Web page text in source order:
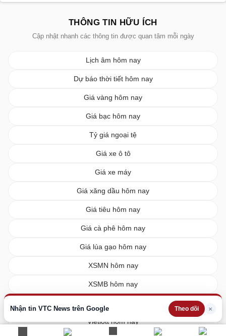
Nhận tin VTC News trên Google Theo dõi ×
THÔNG TIN HỮU ÍCH
Cập nhật nhanh các thông tin được quan tâm mỗi ngày
Lịch âm hôm nay
Dự báo thời tiết hôm nay
Giá vàng hôm nay
Giá bạc hôm nay
Tỷ giá ngoại tệ
Giá xe ô tô
Giá xe máy
Giá xăng dầu hôm nay
Giá tiêu hôm nay
Giá cà phê hôm nay
Giá lúa gạo hôm nay
XSMN hôm nay
XSMB hôm nay
Vietlott hôm nay